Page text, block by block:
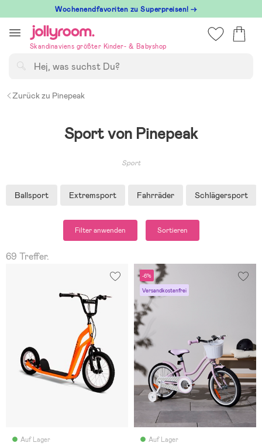
till
innehållet
Wochenendfavoriten zu Superpreisen! →
Skandinaviens größter Kinder- & Babyshop
Zurück zu Pinepeak
Sport von Pinepeak
Sport
Ballsport Extremsport Fahrräder Schlägersport
Filter anwenden Sortieren
69 Treffer.
Auf Lager
-6%
Versandkostenfrei
Auf Lager